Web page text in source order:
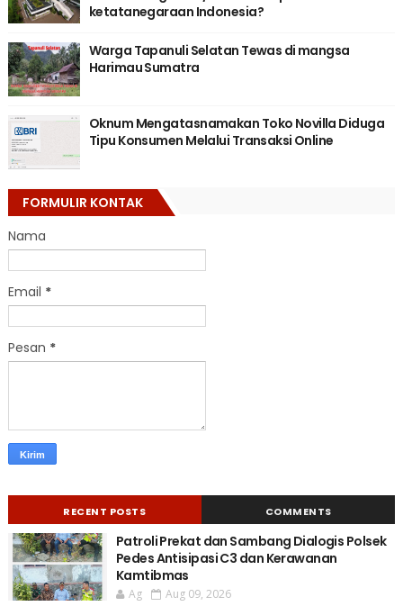
ketatanegaraan Indonesia?
Warga Tapanuli Selatan Tewas di mangsa
Harimau Sumatra
Oknum Mengatasnamakan Toko Novilla Diduga
Tipu Konsumen Melalui Transaksi Online
FORMULIR KONTAK
Nama
Email *
Pesan *
RECENT POSTS COMMENTS
Patroli Prekat dan Sambang Dialogis Polsek
Pedes Antisipasi C3 dan Kerawanan
Kamtibmas
Ag Aug 09, 2026